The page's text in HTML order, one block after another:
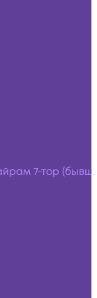
7-тор (бывш.